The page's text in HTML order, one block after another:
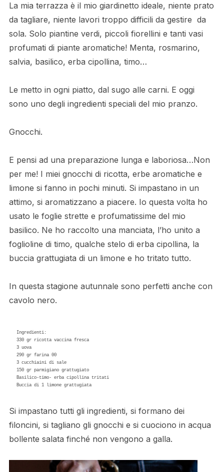
La mia terrazza è il mio giardinetto ideale, niente prato
da tagliare, niente lavori troppo difficili da gestire da
sola. Solo piantine verdi, piccoli fiorellini e tanti vasi
profumati di piante aromatiche! Menta, rosmarino,
salvia, basilico, erba cipollina, timo…
Le metto in ogni piatto, dal sugo alle carni. E oggi
sono uno degli ingredienti speciali del mio pranzo.
Gnocchi.
E pensi ad una preparazione lunga e laboriosa…Non
per me! I miei gnocchi di ricotta, erbe aromatiche e
limone si fanno in pochi minuti. Si impastano in un
attimo, si aromatizzano a piacere. Io questa volta ho
usato le foglie strette e profumatissime del mio
basilico. Ne ho raccolto una manciata, l’ho unito a
foglioline di timo, qualche stelo di erba cipollina, la
buccia grattugiata di un limone e ho tritato tutto.
In questa stagione autunnale sono perfetti anche con
cavolo nero.
Ingredienti:
330 gr ricotta vaccina fresca
3 uova
290 gr farina 00
3 cucchiaini di sale
150 gr parmigiano grattugiato
Basilico-timo- erba cipollina tritati
Buccia di 1 limone grattugiata
Si impastano tutti gli ingredienti, si formano dei
filoncini, si tagliano gli gnocchi e si cuociono in acqua
bollente salata finché non vengono a galla.